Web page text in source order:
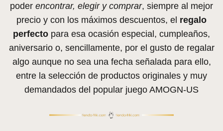
poder encontrar, elegir y comprar, siempre al mejor
precio y con los máximos descuentos, el regalo
perfecto para esa ocasión especial, cumpleaños,
aniversario o, sencillamente, por el gusto de regalar
algo aunque no sea una fecha señalada para ello,
entre la selección de productos originales y muy
demandados del popular juego AMOGN-US